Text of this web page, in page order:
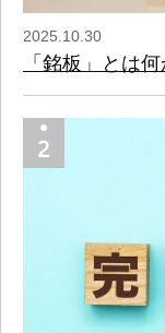
2025.10.30
「銘板」とは